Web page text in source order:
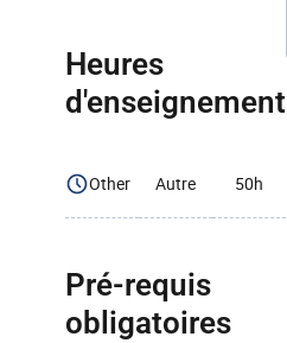
Heures
d'enseignement
Other Autre 50h
Pré-requis
obligatoires